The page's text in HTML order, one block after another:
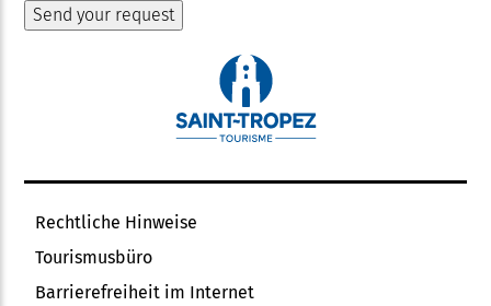
Rechtliche Hinweise
Tourismusbüro
Barrierefreiheit im Internet